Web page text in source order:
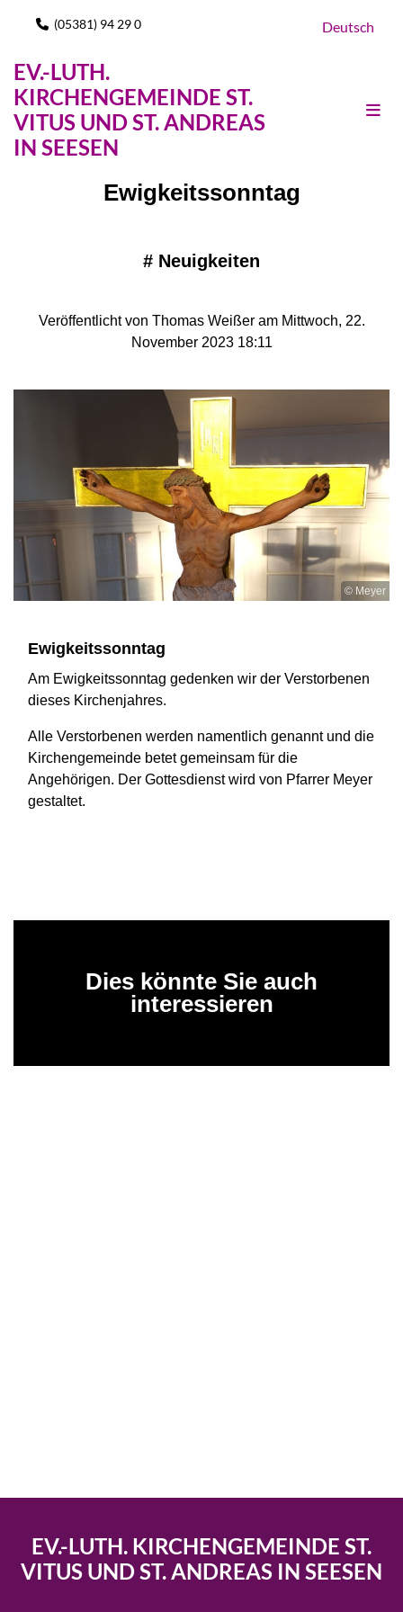
 (05381) 94 29 0 Deutsch
EV.-LUTH.
KIRCHENGEMEINDE ST.
VITUS UND ST. ANDREAS
IN SEESEN
Ewigkeitssonntag
# Neuigkeiten
Veröffentlicht von Thomas Weißer am Mittwoch, 22.
November 2023 18:11
© Meyer
Ewigkeitssonntag
Am Ewigkeitssonntag gedenken wir der Verstorbenen
dieses Kirchenjahres.
Alle Verstorbenen werden namentlich genannt und die
Kirchengemeinde betet gemeinsam für die
Angehörigen. Der Gottesdienst wird von Pfarrer Meyer
gestaltet.
Dies könnte Sie auch
interessieren
EV.-LUTH. KIRCHENGEMEINDE ST.
VITUS UND ST. ANDREAS IN SEESEN